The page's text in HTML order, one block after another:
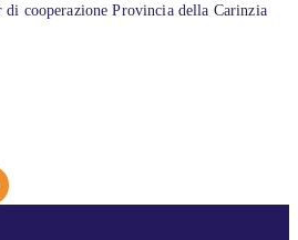
cooperazione Provincia della Carinzia